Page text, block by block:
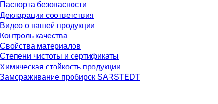
Паспорта безопасности
Декларации соответствия
Видео о нашей продукции
Контроль качества
Свойства материалов
Степени чистоты и сертификаты
Химическая стойкость продукции
Замораживание пробирок SARSTEDT